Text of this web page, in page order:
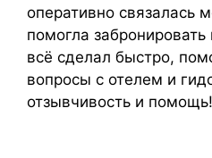
оперативно связалась
помогла
всё сделал быстро,
вопросы с отелем и
отзывчивость и помощь!